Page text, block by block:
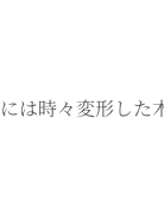
々変形した木